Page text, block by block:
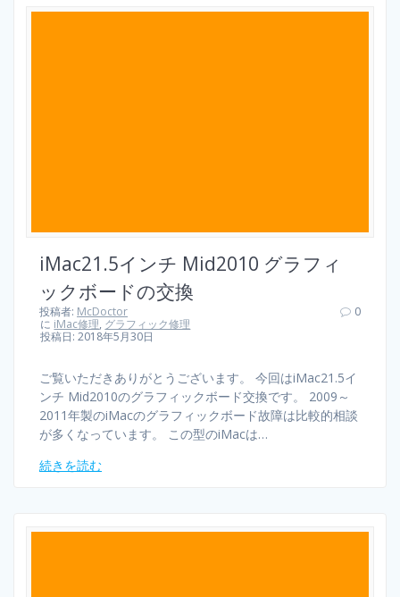
iMac21.5インチ Mid2010 グラフィ
ックボードの交換
投稿者: McDoctor
に iMac修理, グラフィック修理
投稿日: 2018年5月30日
0
ご覧いただきありがとうございます。 今回はiMac21.5イ
ンチ Mid2010のグラフィックボード交換です。 2009～
2011年製のiMacのグラフィックボード故障は比較的相談
が多くなっています。 この型のiMacは…
続きを読む